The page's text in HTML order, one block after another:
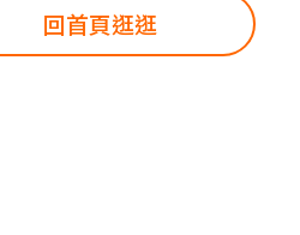
回首頁逛逛